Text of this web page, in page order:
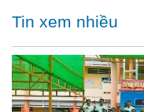
Tin xem nhiều